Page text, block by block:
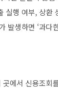
실행 여부, 상환
생하면 ‘과다
에서 신용조회